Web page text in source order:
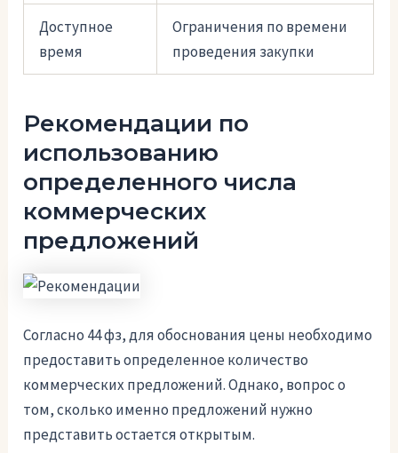
Доступное
время
Ограничения по времени
проведения закупки
Рекомендации по
использованию
определенного числа
коммерческих
предложений
Согласно 44 фз, для обоснования цены необходимо
предоставить определенное количество
коммерческих предложений. Однако, вопрос о
том, сколько именно предложений нужно
представить остается открытым.